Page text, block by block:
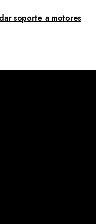
soporte a motores